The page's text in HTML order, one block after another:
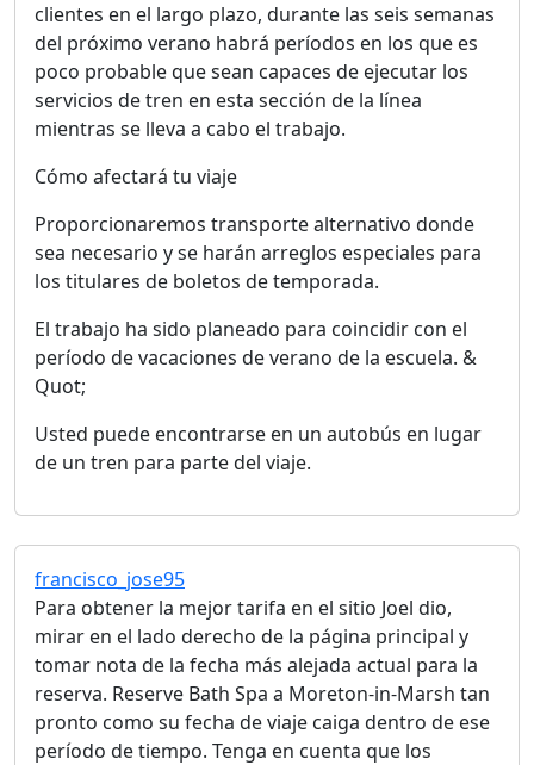
clientes en el largo plazo, durante las seis semanas
del próximo verano habrá períodos en los que es
poco probable que sean capaces de ejecutar los
servicios de tren en esta sección de la línea
mientras se lleva a cabo el trabajo.
Cómo afectará tu viaje
Proporcionaremos transporte alternativo donde
sea necesario y se harán arreglos especiales para
los titulares de boletos de temporada.
El trabajo ha sido planeado para coincidir con el
período de vacaciones de verano de la escuela. &
Quot;
Usted puede encontrarse en un autobús en lugar
de un tren para parte del viaje.
francisco_jose95
Para obtener la mejor tarifa en el sitio Joel dio,
mirar en el lado derecho de la página principal y
tomar nota de la fecha más alejada actual para la
reserva. Reserve Bath Spa a Moreton-in-Marsh tan
pronto como su fecha de viaje caiga dentro de ese
período de tiempo. Tenga en cuenta que los